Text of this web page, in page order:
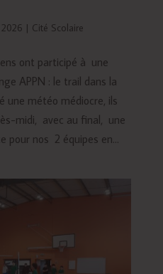
2026 | Cité Scolaire
ont participé à une
APPN : le trail dans la
une météo médiocre, ils
midi, avec au final, une
pour nos 2 équipes en...